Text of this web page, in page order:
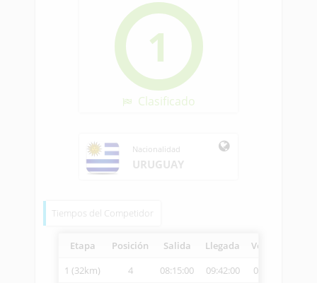
1
Clasificado
Nacionalidad
URUGUAY
Tiempos del Competidor
Etapa Posición Salida Llegada Vetcheck
1 (32km)
4 08:15:00 09:42:00 09:44:47